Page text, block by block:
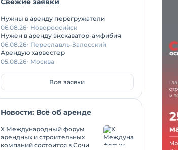
Нужны в аренду перегружатели
06.08.26 Новороссийск
Нужен в аренду экскаватор-амфибия
06.08.26 Переславль-Залесский
Арендую харвестер
05.08.26 Москва
Все заявки
Новости: Всё об аренде
X Международный форум
арендных и строительных
компаний состоится в Сочи